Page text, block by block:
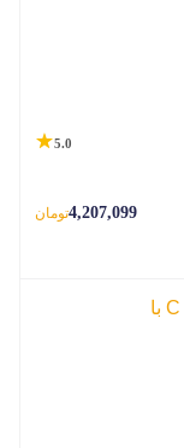
5.0
4,207,099تومان